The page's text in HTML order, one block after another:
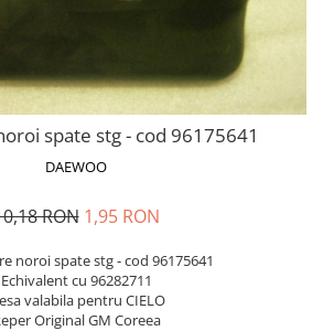
2022-prezent
prezent
spate stg - cod 96175641
DAEWOO
RON 1,95 RON
noroi spate stg - cod 96175641
Echivalent cu 96282711
valabila pentru CIELO
Original GM Coreea